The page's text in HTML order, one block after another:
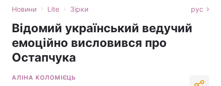
Новини › Lite › Зірки рус
Відомий український ведучий
емоційно висловився про
Остапчука
АЛІНА КОЛОМІЄЦЬ